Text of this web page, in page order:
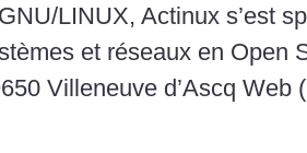
LINUX, Actinux s’est
et réseaux en Open
Villeneuve d’Ascq